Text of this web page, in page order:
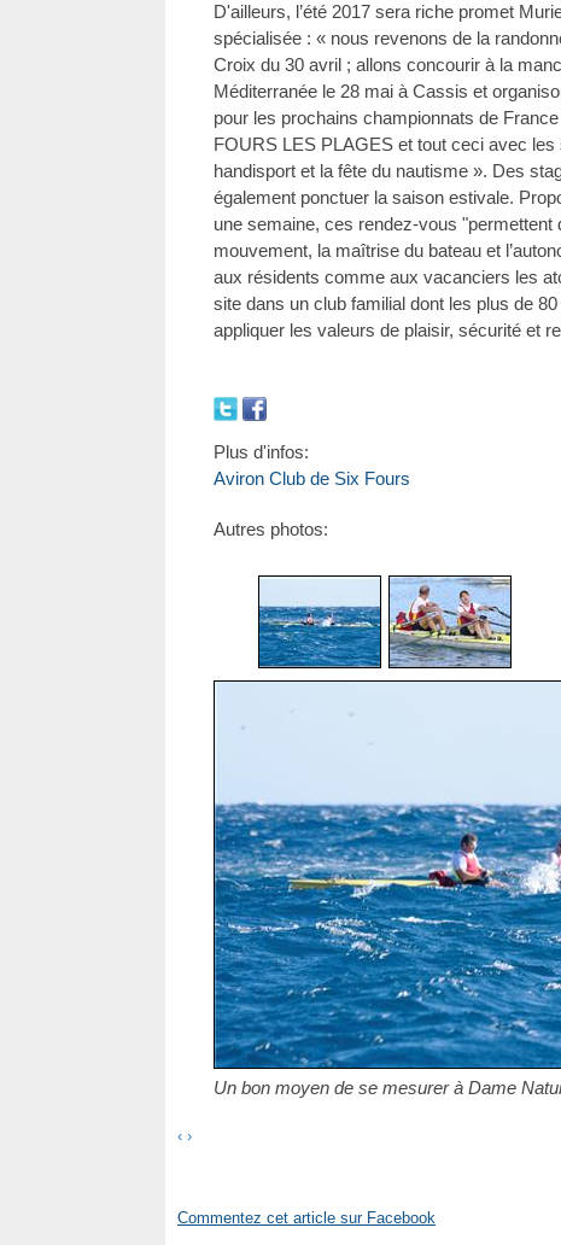
D'ailleurs, l’été 2017 sera riche promet
spécialisée : « nous revenons de la
Croix du 30 avril ; allons concourir à la
Méditerranée le 28 mai à Cassis et
pour les prochains championnats de
FOURS LES PLAGES et tout ceci avec les
handisport et la fête du nautisme ». Des
également ponctuer la saison estivale.
une semaine, ces rendez-vous "permettent
mouvement, la maîtrise du bateau et
aux résidents comme aux vacanciers les
site dans un club familial dont les plus de
appliquer les valeurs de plaisir, sécurité et
Plus d'infos:
Aviron Club de Six Fours
Autres photos:
Un bon moyen de se mesurer à Dame
‹ ›
Commentez cet article sur Facebook